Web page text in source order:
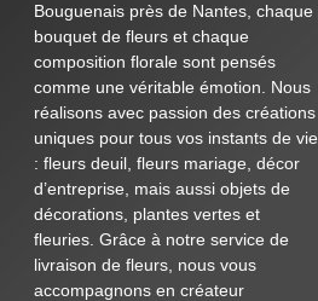
Bouguenais près de Nantes, chaque
bouquet de fleurs et chaque
composition florale sont pensés
comme une véritable émotion. Nous
réalisons avec passion des créations
uniques pour tous vos instants de vie
: fleurs deuil, fleurs mariage, décor
d’entreprise, mais aussi objets de
décorations, plantes vertes et
fleuries. Grâce à notre service de
livraison de fleurs, nous vous
accompagnons en créateur